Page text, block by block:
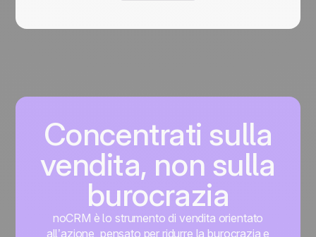
Concentrati sulla
vendita, non sulla
burocrazia
noCRM è lo strumento di vendita orientato
all’azione, pensato per ridurre la burocrazia e